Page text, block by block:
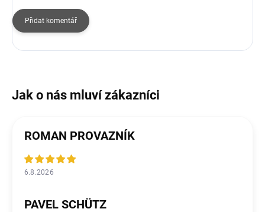
Přidat komentář
ROMAN PROVAZNÍK
6.8.2026
PAVEL SCHÜTZ